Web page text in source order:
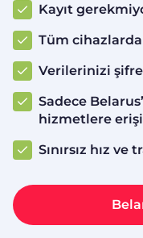
Kayıt
Tüm
Verilerinizi
Sadece
hizmetlere
Sınırsız hız ve